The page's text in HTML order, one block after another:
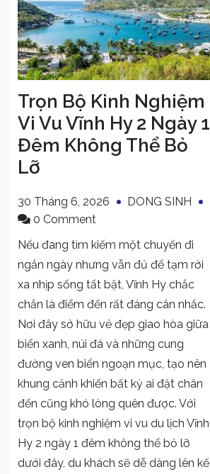
Trọn Bộ Kinh Nghiệm
Vi Vu Vĩnh Hy 2 Ngày 1
Đêm Không Thể Bỏ
Lỡ
30 Tháng 6, 2026
DONG SINH
0 Commenton
Trọn
Bộ
Kinh
Nghiệm
Vi
Vu
Vĩnh
Hy
2
Ngày
Đêm
Không
Thể
Nếu đang tìm kiếm một chuyến đi
ngắn ngày nhưng vẫn đủ để tạm rời
xa nhịp sống tất bật, Vĩnh Hy chắc
chắn là điểm đến rất đáng cân nhắc.
Nơi đây sở hữu vẻ đẹp giao hòa giữa
biển xanh, núi đá và những cung
đường ven biển ngoạn mục, tạo nên
khung cảnh khiến bất kỳ ai đặt chân
đến cũng khó lòng quên được. Với
trọn bộ kinh nghiệm vi vu du lịch Vĩnh
Hy 2 ngày 1 đêm không thể bỏ lỡ
dưới đây, du khách sẽ dễ dàng lên kế